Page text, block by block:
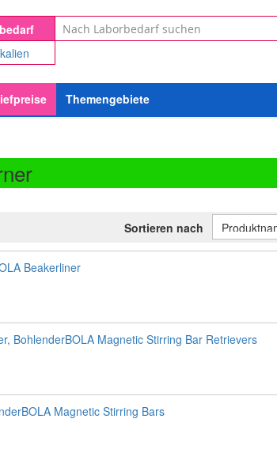
Suche
Themengebiete
Sortieren nach
Beakerliner
BohlenderBOLA Magnetic Stirring Bar Retrievers
Magnetic Stirring Bars